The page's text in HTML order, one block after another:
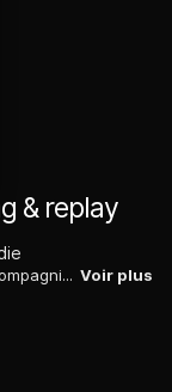
& replay
Jean-Marc Clément possède une puissante compagnie. Son argent de poche : 35 millions de centimes par semaine! Il a aussi hérité d'un goût prononcé pour les femmes. Mais il ne sait pas encore que sa prochaine conquête va bouleverser sa vie... Voir plus